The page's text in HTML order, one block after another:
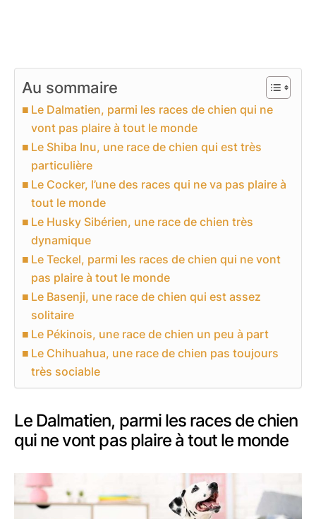
Au sommaire
Le Dalmatien, parmi les races de chien qui ne
vont pas plaire à tout le monde
Le Shiba Inu, une race de chien qui est très
particulière
Le Cocker, l’une des races qui ne va pas plaire à
tout le monde
Le Husky Sibérien, une race de chien très
dynamique
Le Teckel, parmi les races de chien qui ne vont
pas plaire à tout le monde
Le Basenji, une race de chien qui est assez
solitaire
Le Pékinois, une race de chien un peu à part
Le Chihuahua, une race de chien pas toujours
très sociable
Le Dalmatien, parmi les races de chien
qui ne vont pas plaire à tout le monde